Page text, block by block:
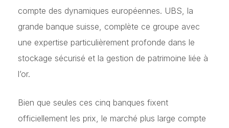
compte des dynamiques européennes. UBS, la
grande banque suisse, complète ce groupe avec
une expertise particulièrement profonde dans le
stockage sécurisé et la gestion de patrimoine liée à
l’or.
Bien que seules ces cinq banques fixent
officiellement les prix, le marché plus large compte